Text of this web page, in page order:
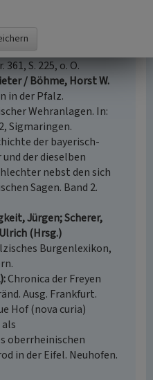
1966- 1970. In: MhVPf
O.
aus der
1961- 1965. In: MhVPf
361, S. 225, o. O.
/ Böhme, Horst W.
in der Pfalz.
Wehranlagen. In:
Sigmaringen.
der bayerisch-
der dieselben
nebst den sich
Sagen. Band 2.
Jürgen; Scherer,
(Hrsg.)
Burgenlexikon,
Chronica der Freyen
Ausg. Frankfurt.
Hof (nova curia)
oberrheinischen
in der Eifel. Neuhofen.